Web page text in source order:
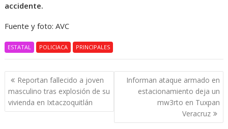
accidente.
Fuente y foto: AVC
ESTATAL POLICIACA PRINCIPALES
Navegación
de
entradas
Reportan fallecido a joven
masculino tras explosión de su
vivienda en Ixtaczoquitlán
Informan ataque armado en
estacionamiento deja un
mw3rto en Tuxpan
Veracruz